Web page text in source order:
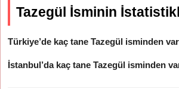
Tazegül İsminin
Türkiye’de kaç tane Tazegül isminden
İstanbul’da kaç tane Tazegül isminden